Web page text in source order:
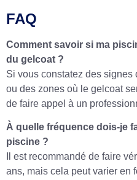
FAQ
Comment savoir si ma
du gelcoat ?
Si vous constatez des signes
ou des zones où le gelcoat
de faire appel à un
À quelle fréquence dois-je
piscine ?
Il est recommandé de faire
ans, mais cela peut varier en